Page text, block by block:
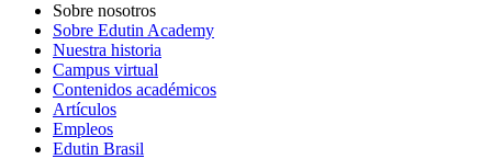
Sobre nosotros
Sobre Edutin Academy
Nuestra historia
Campus virtual
Contenidos académicos
Artículos
Empleos
Edutin Brasil